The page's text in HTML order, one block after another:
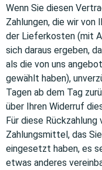
Wenn Sie diesen
Zahlungen, die wir von
der Lieferkosten (mit
sich daraus ergeben,
als die von uns
gewählt haben),
Tagen ab dem Tag
über Ihren Widerruf
Für diese
Zahlungsmittel, das
eingesetzt haben, es
etwas anderes